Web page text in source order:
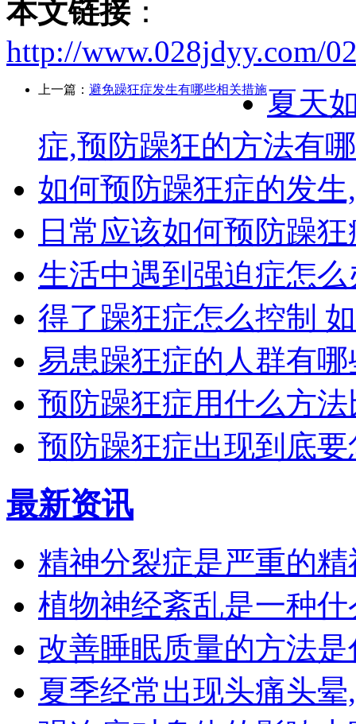
本文链接：
http://www.028jdyy.com/
上一篇： 避免躁狂症发生有哪些相关措施夏天
症,预防躁狂的方法有
如何预防躁狂症的发
日常应该如何预防躁
生活中遇到强迫症怎
得了躁狂症怎么控制
易患躁狂症的人群有
预防躁狂症用什么方
预防躁狂症出现到底
最新资讯
精神分裂症是严重的
植物神经紊乱是一种
改善睡眠质量的方法
夏季经常出现头痛头